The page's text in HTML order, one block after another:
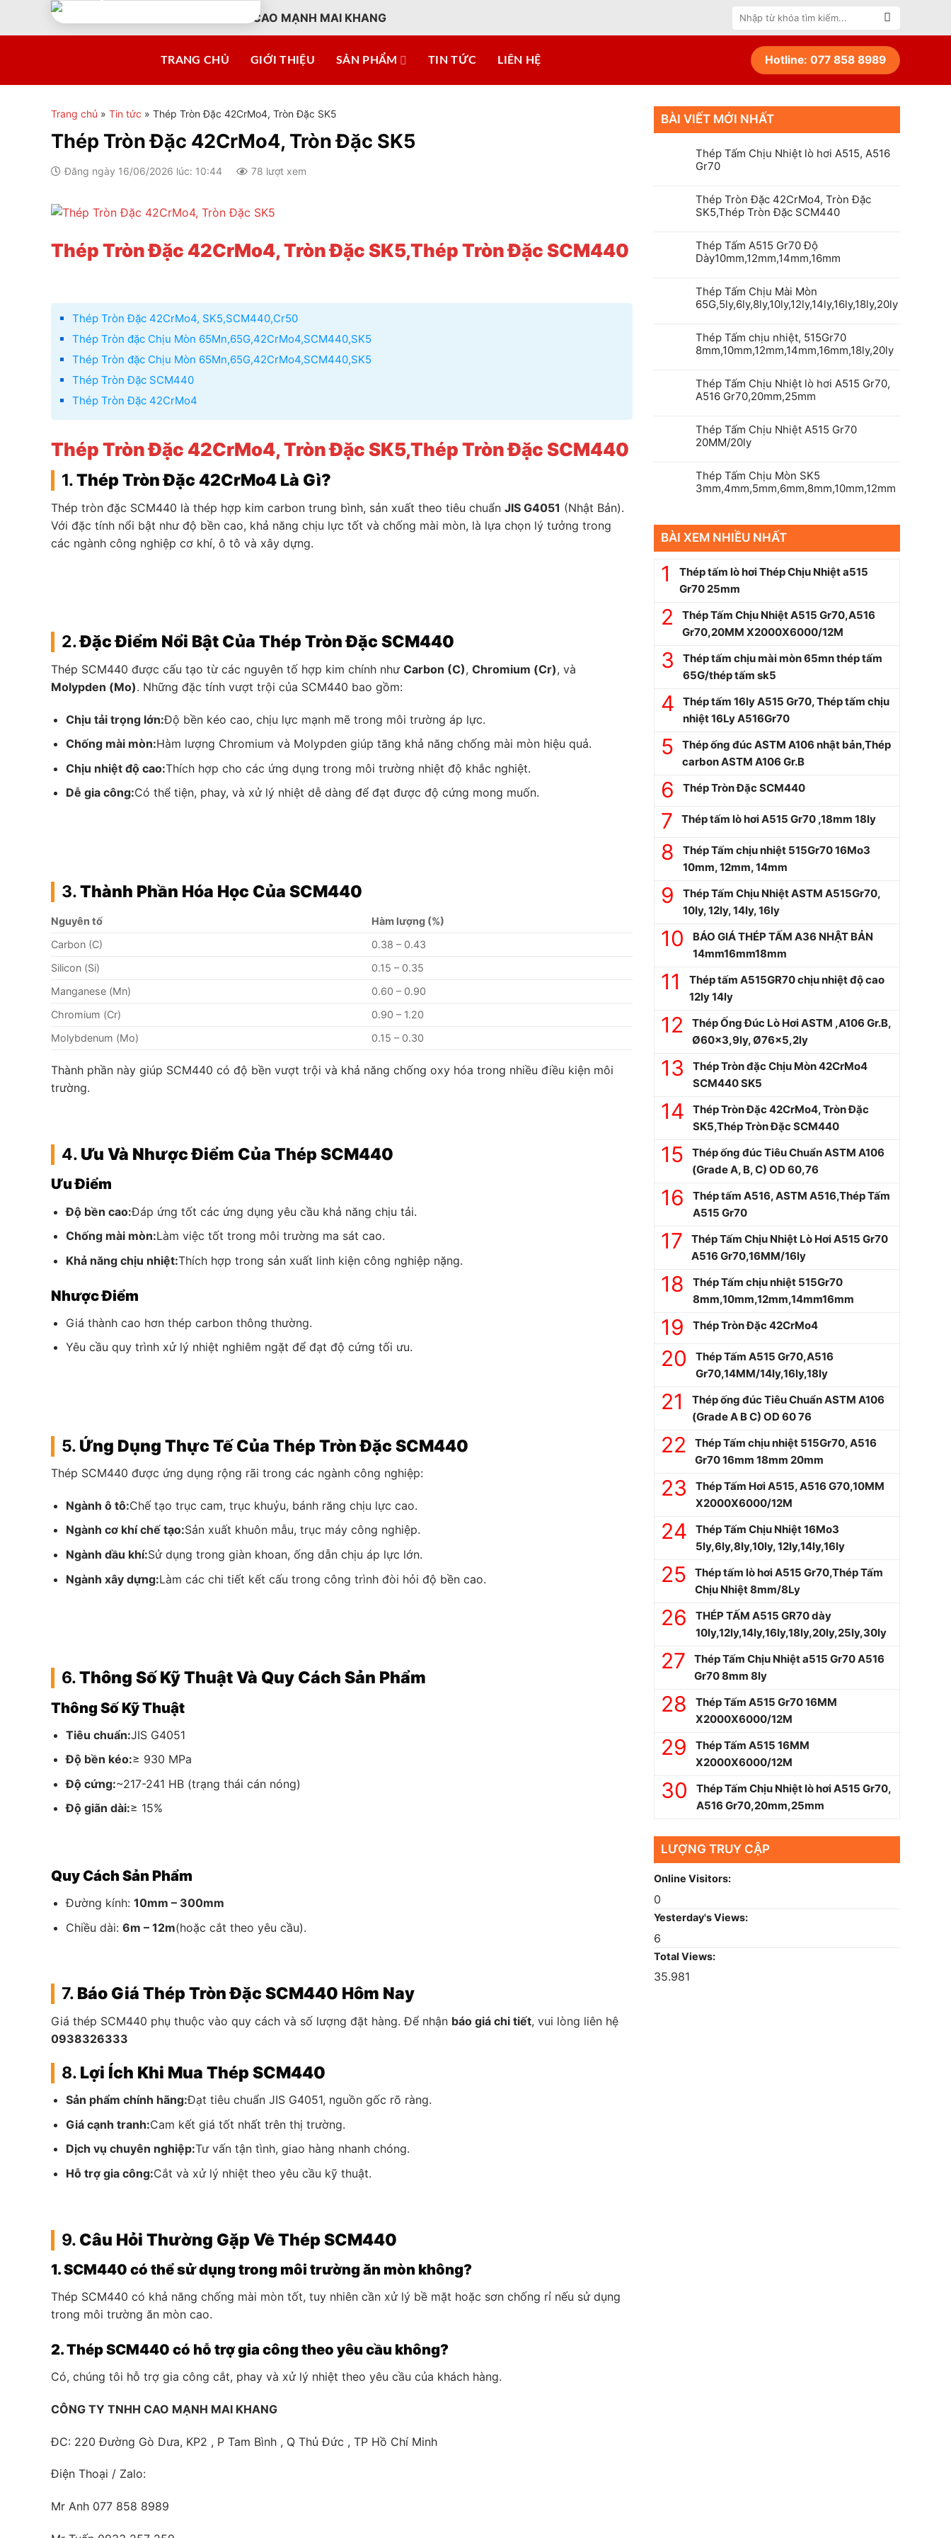
CÔNG TY TNHH CAO MẠNH MAI KHANG
kiếm:
TRANG CHỦ GIỚI THIỆU SẢN PHẨM TIN TỨC LIÊN HỆ Hotline: 077 858 8989
Trang chủ » Tin tức » Thép Tròn Đặc 42CrMo4, Tròn Đặc SK5
Thép Tròn Đặc 42CrMo4, Tròn Đặc SK5
Đăng ngày 16/06/2026 lúc: 10:44 78 lượt xem
Thép Tròn Đặc 42CrMo4,Tròn ĐặcSK5,Thép Tròn Đặc SCM440
Thép Tròn Đặc 42CrMo4, SK5,SCM440,Cr50
Thép Tròn đặc Chịu Mòn 65Mn,65G,42CrMo4,SCM440,SK5
Thép Tròn đặc Chịu Mòn 65Mn,65G,42CrMo4,SCM440,SK5
Thép Tròn Đặc SCM440
Thép Tròn Đặc 42CrMo4
Thép Tròn Đặc 42CrMo4,Tròn ĐặcSK5,Thép Tròn Đặc SCM440
1.Thép Tròn Đặc 42CrMo4 Là Gì?
Thép tròn đặc SCM440 là thép hợp kim carbon trung bình, sản xuất theo tiêu chuẩn JIS G4051 (Nhật Bản).
Với đặc tính nổi bật như độ bền cao, khả năng chịu lực tốt và chống mài mòn, là lựa chọn lý tưởng trong
các ngành công nghiệp cơ khí, ô tô và xây dựng.
2.Đặc Điểm Nổi Bật Của Thép Tròn Đặc SCM440
Thép SCM440 được cấu tạo từ các nguyên tố hợp kim chính như Carbon (C), Chromium (Cr), và
Molypden (Mo). Những đặc tính vượt trội của SCM440 bao gồm:
Chịu tải trọng lớn:Độ bền kéo cao, chịu lực mạnh mẽ trong môi trường áp lực.
Chống mài mòn:Hàm lượng Chromium và Molypden giúp tăng khả năng chống mài mòn hiệu quả.
Chịu nhiệt độ cao:Thích hợp cho các ứng dụng trong môi trường nhiệt độ khắc nghiệt.
Dễ gia công:Có thể tiện, phay, và xử lý nhiệt dễ dàng để đạt được độ cứng mong muốn.
3.Thành Phần Hóa Học Của SCM440
Nguyên tố
Hàm lượng (%)
Carbon (C)
0.38 – 0.43
Silicon (Si)
0.15 – 0.35
Manganese (Mn)
0.60 – 0.90
Chromium (Cr)
0.90 – 1.20
Molybdenum (Mo)
0.15 – 0.30
Thành phần này giúp SCM440 có độ bền vượt trội và khả năng chống oxy hóa trong nhiều điều kiện môi
trường.
4. Ưu Và Nhược Điểm Của Thép SCM440
Ưu Điểm
Độ bền cao:Đáp ứng tốt các ứng dụng yêu cầu khả năng chịu tải.
Chống mài mòn:Làm việc tốt trong môi trường ma sát cao.
Khả năng chịu nhiệt:Thích hợp trong sản xuất linh kiện công nghiệp nặng.
Nhược Điểm
Giá thành cao hơn thép carbon thông thường.
Yêu cầu quy trình xử lý nhiệt nghiêm ngặt để đạt độ cứng tối ưu.
5. Ứng Dụng Thực Tế Của Thép Tròn Đặc SCM440
Thép SCM440 được ứng dụng rộng rãi trong các ngành công nghiệp:
Ngành ô tô:Chế tạo trục cam, trục khuỷu, bánh răng chịu lực cao.
Ngành cơ khí chế tạo:Sản xuất khuôn mẫu, trục máy công nghiệp.
Ngành dầu khí:Sử dụng trong giàn khoan, ống dẫn chịu áp lực lớn.
Ngành xây dựng:Làm các chi tiết kết cấu trong công trình đòi hỏi độ bền cao.
6.Thông Số Kỹ Thuật Và Quy Cách Sản Phẩm
Thông Số Kỹ Thuật
Tiêu chuẩn:JIS G4051
Độ bền kéo:≥ 930 MPa
Độ cứng:~217-241 HB (trạng thái cán nóng)
Độ giãn dài:≥ 15%
Quy Cách Sản Phẩm
Đường kính: 10mm – 300mm
Chiều dài: 6m – 12m(hoặc cắt theo yêu cầu).
7. Báo Giá Thép Tròn Đặc SCM440 Hôm Nay
Giá thép SCM440 phụ thuộc vào quy cách và số lượng đặt hàng. Để nhận báo giá chi tiết, vui lòng liên hệ
0938326333
8. Lợi Ích Khi Mua Thép SCM440
Sản phẩm chính hãng:Đạt tiêu chuẩn JIS G4051, nguồn gốc rõ ràng.
Giá cạnh tranh:Cam kết giá tốt nhất trên thị trường.
Dịch vụ chuyên nghiệp:Tư vấn tận tình, giao hàng nhanh chóng.
Hỗ trợ gia công:Cắt và xử lý nhiệt theo yêu cầu kỹ thuật.
9. Câu Hỏi Thường Gặp Về Thép SCM440
1. SCM440 có thể sử dụng trong môi trường ăn mòn không?
Thép SCM440 có khả năng chống mài mòn tốt, tuy nhiên cần xử lý bề mặt hoặc sơn chống rỉ nếu sử dụng
trong môi trường ăn mòn cao.
2. Thép SCM440 có hỗ trợ gia công theo yêu cầu không?
Có, chúng tôi hỗ trợ gia công cắt, phay và xử lý nhiệt theo yêu cầu của khách hàng.
CÔNG TY TNHH CAO MẠNH MAI KHANG
ĐC: 220 Đường Gò Dưa, KP2 , P Tam Bình , Q Thủ Đức , TP Hồ Chí Minh
Điện Thoại / Zalo:
Mr Anh 077 858 8989
BÀI VIẾT MỚI NHẤT
Thép Tấm Chịu Nhiệt lò hơi A515, A516
Gr70
Thép Tròn Đặc 42CrMo4, Tròn Đặc
SK5,Thép Tròn Đặc SCM440
Thép Tấm A515 Gr70 Độ
Dày10mm,12mm,14mm,16mm
Thép Tấm Chịu Mài Mòn
65G,5ly,6ly,8ly,10ly,12ly,14ly,16ly,18ly,20ly
Thép Tấm chịu nhiệt, 515Gr70
8mm,10mm,12mm,14mm,16mm,18ly,20ly
Thép Tấm Chịu Nhiệt lò hơi A515 Gr70,
A516 Gr70,20mm,25mm
Thép Tấm Chịu Nhiệt A515 Gr70
20MM/20ly
Thép Tấm Chịu Mòn SK5
3mm,4mm,5mm,6mm,8mm,10mm,12mm
BÀI XEM NHIỀU NHẤT
Thép tấm lò hơi Thép Chịu Nhiệt a515
Gr70 25mm
Thép Tấm Chịu Nhiệt A515 Gr70,A516
Gr70,20MM X2000X6000/12M
Thép tấm chịu mài mòn 65mn thép tấm
65G/thép tấm sk5
Thép tấm 16ly A515 Gr70, Thép tấm chịu
nhiệt 16Ly A516Gr70
Thép ống đúc ASTM A106 nhật bản,Thép
carbon ASTM A106 Gr.B
Thép Tròn Đặc SCM440
Thép tấm lò hơi A515 Gr70 ,18mm 18ly
Thép Tấm chịu nhiệt 515Gr70 16Mo3
10mm, 12mm, 14mm
Thép Tấm Chịu Nhiệt ASTM A515Gr70,
10ly, 12ly, 14ly, 16ly
BÁO GIÁ THÉP TẤM A36 NHẬT BẢN
14mm16mm18mm
Thép tấm A515GR70 chịu nhiệt độ cao
12ly 14ly
Thép Ống Đúc Lò Hơi ASTM ,A106 Gr.B,
Ø60×3,9ly, Ø76×5,2ly
Thép Tròn đặc Chịu Mòn 42CrMo4
SCM440 SK5
Thép Tròn Đặc 42CrMo4, Tròn Đặc
SK5,Thép Tròn Đặc SCM440
Thép ống đúc Tiêu Chuẩn ASTM A106
(Grade A, B, C) OD 60,76
Thép tấm A516, ASTM A516,Thép Tấm
A515 Gr70
Thép Tấm Chịu Nhiệt Lò Hơi A515 Gr70
A516 Gr70,16MM/16ly
Thép Tấm chịu nhiệt 515Gr70
8mm,10mm,12mm,14mm16mm
Thép Tròn Đặc 42CrMo4
Thép Tấm A515 Gr70,A516
Gr70,14MM/14ly,16ly,18ly
Thép ống đúc Tiêu Chuẩn ASTM A106
(Grade A B C) OD 60 76
Thép Tấm chịu nhiệt 515Gr70, A516
Gr70 16mm 18mm 20mm
Thép Tấm Hơi A515, A516 G70,10MM
X2000X6000/12M
Thép Tấm Chịu Nhiệt 16Mo3
5ly,6ly,8ly,10ly, 12ly,14ly,16ly
Thép tấm lò hơi A515 Gr70,Thép Tấm
Chịu Nhiệt 8mm/8Ly
THÉP TẤM A515 GR70 dày
10ly,12ly,14ly,16ly,18ly,20ly,25ly,30ly
Thép Tấm Chịu Nhiệt a515 Gr70 A516
Gr70 8mm 8ly
Thép Tấm A515 Gr70 16MM
X2000X6000/12M
Thép Tấm A515 16MM
X2000X6000/12M
Thép Tấm Chịu Nhiệt lò hơi A515 Gr70,
A516 Gr70,20mm,25mm
LƯỢNG TRUY CẬP
Online Visitors:
0
Yesterday's Views:
6
Total Views:
35.981